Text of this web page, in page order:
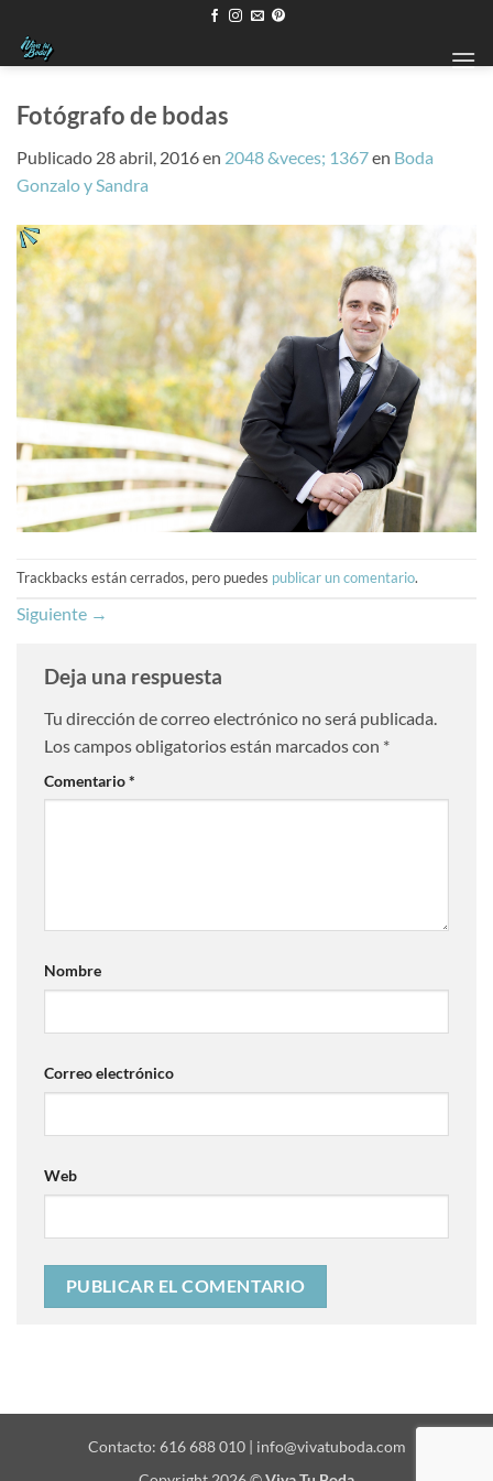
contenido
Fotógrafo de bodas
Publicado 28 abril, 2016en 2048 &veces; 1367en Boda
Gonzalo y Sandra
Trackbacks están cerrados, pero puedes publicar un comentario.
Siguiente →
Deja una respuesta
Tu dirección de correo electrónico no será publicada.
Los campos obligatorios están marcados con *
Comentario*
Nombre
Correo electrónico
Web
Contacto: 616 688 010 | info@vivatuboda.com